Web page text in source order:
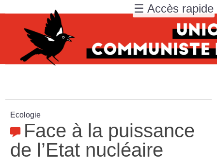
Ecologie
Face à la puissance
de l’Etat nucléaire
☰ Accès rapide